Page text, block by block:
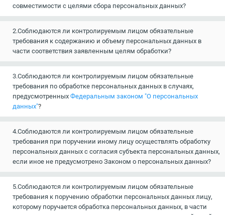
совместимости с целями сбора персональных данных?
2.Соблюдаются ли контролируемым лицом обязательные
требования к содержанию и объему персональных данных в
части соответствия заявленным целям обработки?
3.Соблюдаются ли контролируемым лицом обязательные
требования по обработке персональных данных в случаях,
предусмотренных Федеральным законом "О персональных
данных"?
4.Соблюдаются ли контролируемым лицом обязательные
требования при поручении иному лицу осуществлять обработку
персональных данных с согласия субъекта персональных данных,
если иное не предусмотрено Законом о персональных данных?
5.Соблюдаются ли контролируемым лицом обязательные
требования к поручению обработки персональных данных лицу,
которому поручается обработка персональных данных, в части